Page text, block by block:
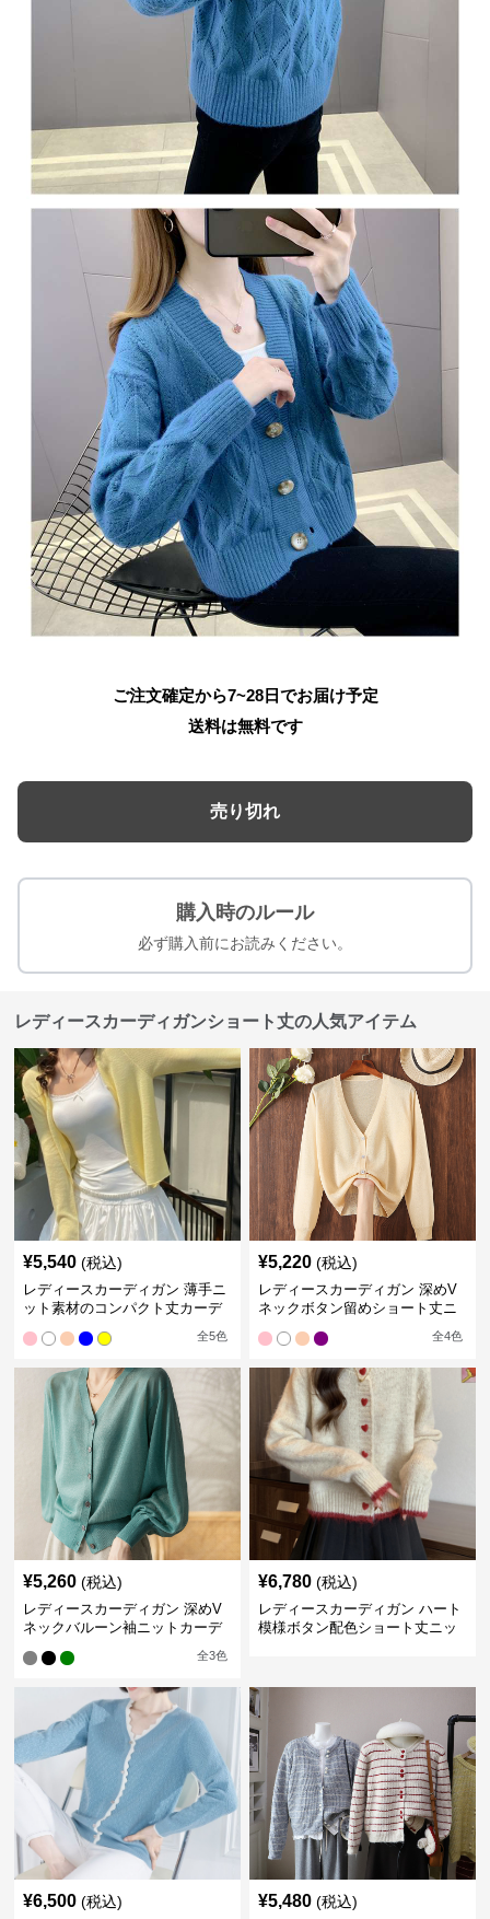
ご注文確定から7~28日でお届け予定
送料は無料です
売り切れ
購入時のルール
必ず購入前にお読みください。
レディースカーディガンショート丈の人気アイテム
¥5,540 (税込)
レディースカーディガン 薄手ニ
ット素材のコンパクト丈カーデ
全5色
¥5,220 (税込)
レディースカーディガン 深めV
ネックボタン留めショート丈ニ
全4色
¥5,260 (税込)
レディースカーディガン 深めV
ネックバルーン袖ニットカーデ
全3色
¥6,780 (税込)
レディースカーディガン ハート
模様ボタン配色ショート丈ニッ
¥6,500 (税込) ¥5,480 (税込)